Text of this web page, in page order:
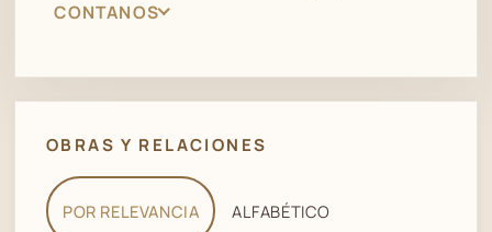
CONTANOS
OBRAS Y RELACIONES
POR RELEVANCIA ALFABÉTICO